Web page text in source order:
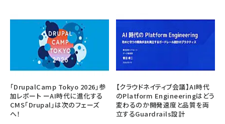
「DrupalCamp Tokyo 2026」参
加レポート ーAI時代に進化する
CMS「Drupal」は次のフェーズ
へ！
【クラウドネイティブ会議】AI時代
のPlatform Engineeringはどう
変わるのか――開発速度と品質を両
立するGuardrails設計